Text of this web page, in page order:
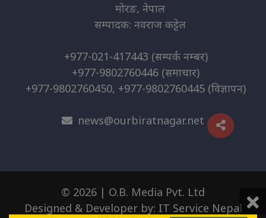
मोरङ, नेपाल
सम्पादक: नवराज कट्टेल
+977-021-417443 (सम्पर्क नम्बर)
+977-9802760446 (समाचार)
+977-9802760450, +977-9802760445 (विज्ञापन)
news@ourbiratnagar.net
© 2026 | O.B. Media Pvt. Ltd
Designed & Developer by: IT Service Nepal ×